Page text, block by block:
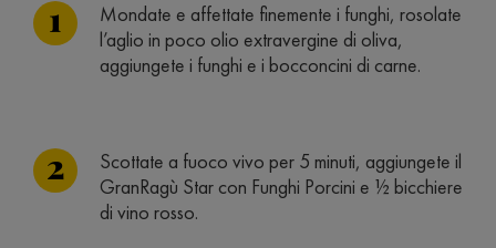
Mondate e affettate finemente i funghi, rosolate
l’aglio in poco olio extravergine di oliva,
aggiungete i funghi e i bocconcini di carne.
Scottate a fuoco vivo per 5 minuti, aggiungete il
GranRagù Star con Funghi Porcini e ½ bicchiere
di vino rosso.